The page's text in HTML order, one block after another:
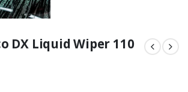
DX Liquid Wiper 110